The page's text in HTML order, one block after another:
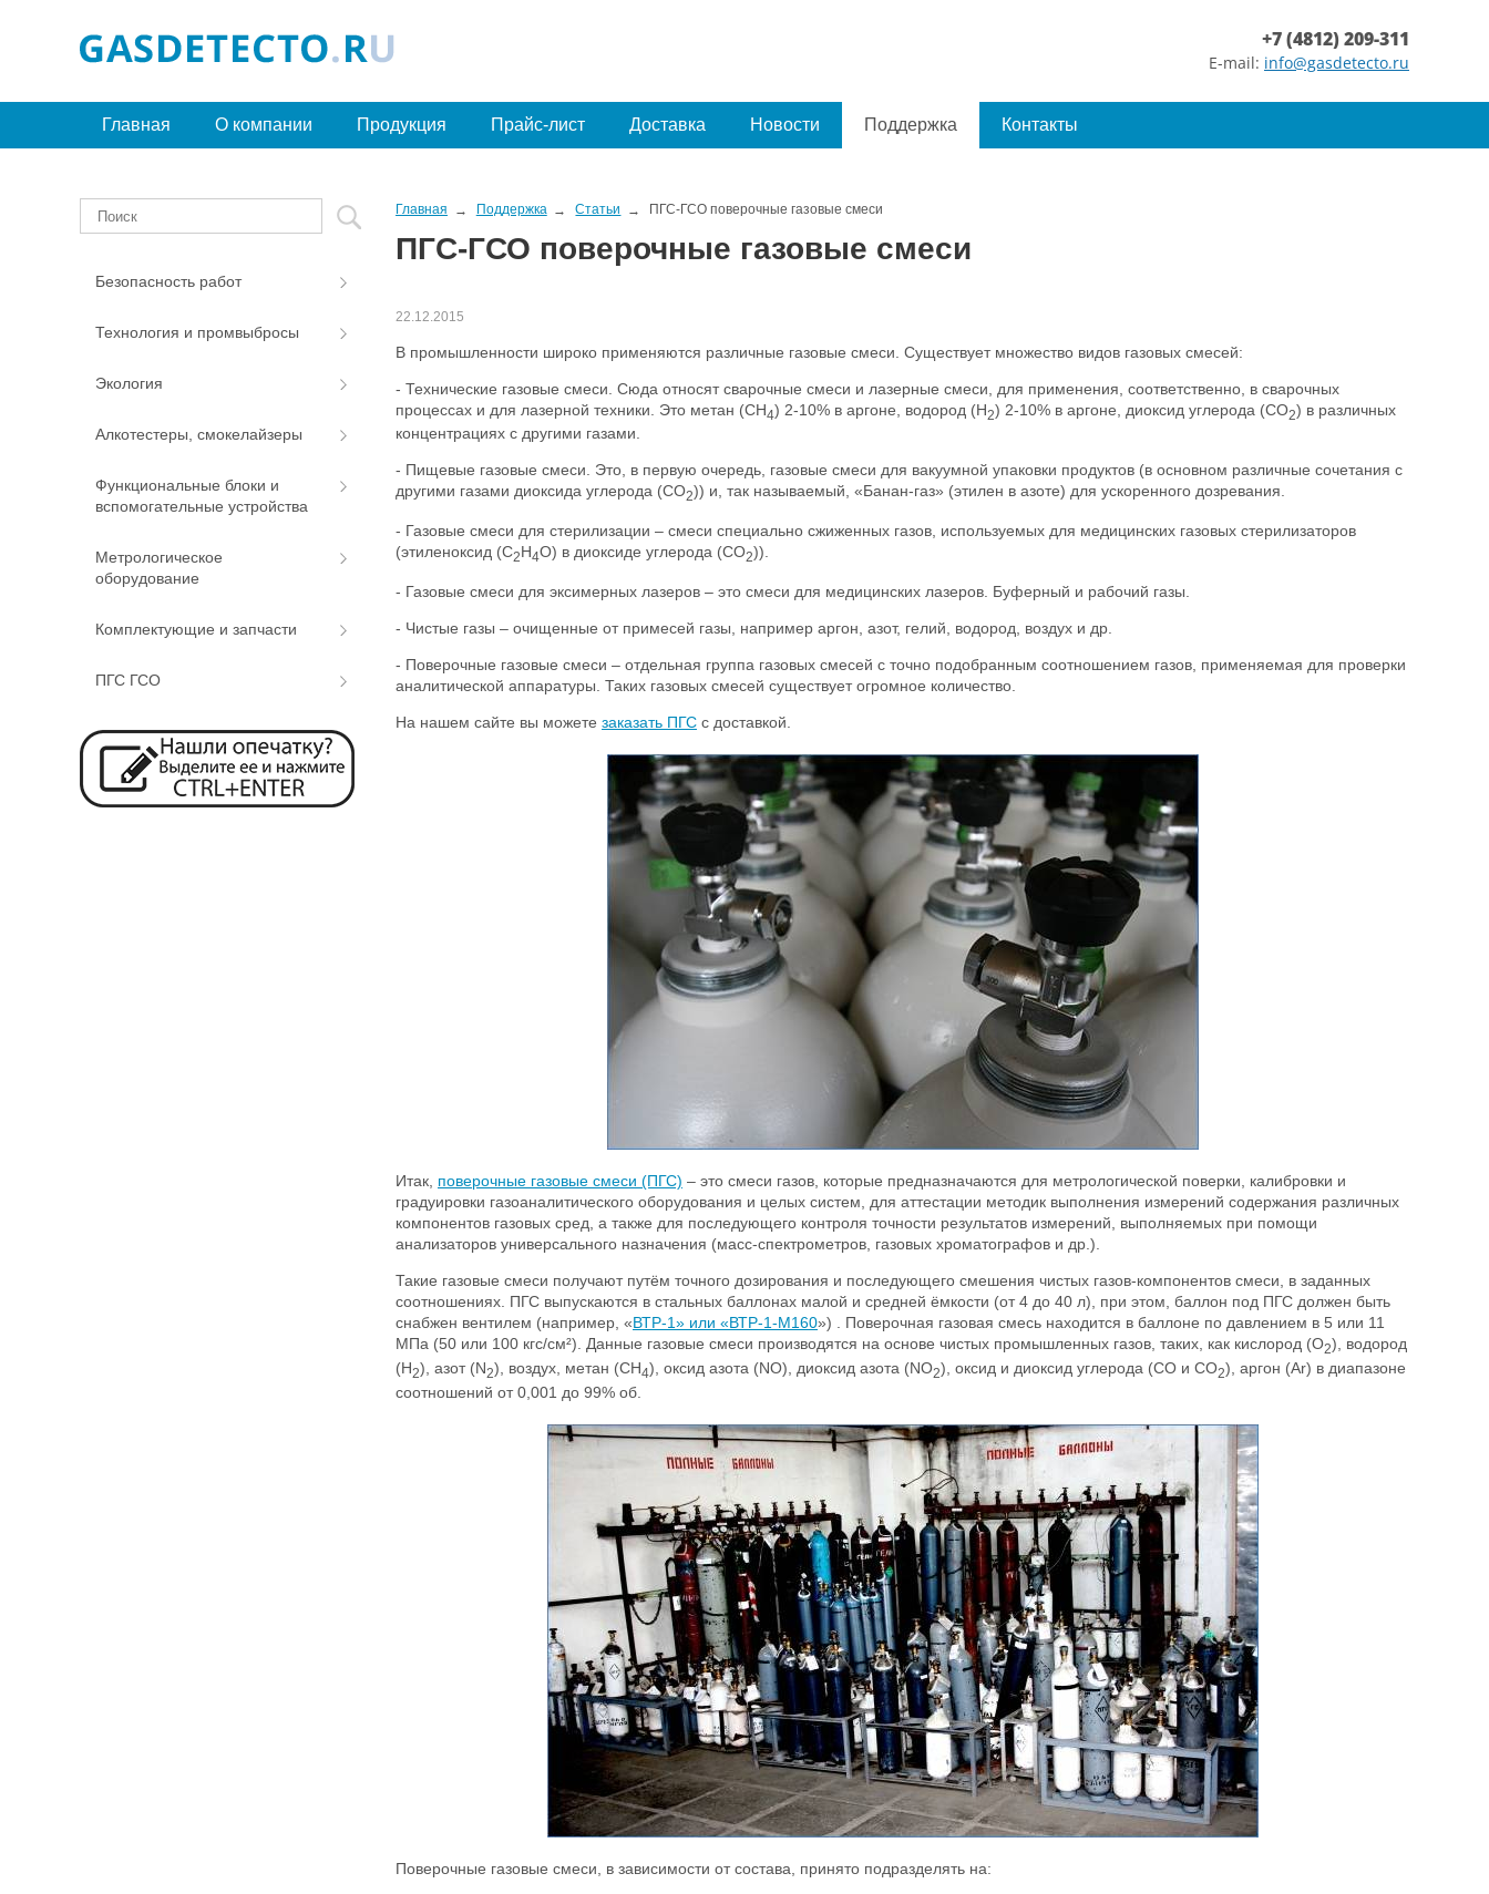
+7 (4812) 209-311
E-mail: info@gasdetecto.ru
Главная О компании Продукция Прайс-лист Доставка Новости Поддержка Контакты
Главная Поддержка Статьи ПГС-ГСО поверочные газовые смеси
ПГС-ГСО поверочные газовые смеси
22.12.2015
В промышленности широко применяются различные газовые смеси. Существует множество видов газовых смесей:
- Технические газовые смеси. Сюда относят сварочные смеси и лазерные смеси, для применения, соответственно, в сварочных
процессах и для лазерной техники. Это метан (CH4) 2-10% в аргоне, водород (H2) 2-10% в аргоне, диоксид углерода (CO2) в различных
концентрациях с другими газами.
- Пищевые газовые смеси. Это, в первую очередь, газовые смеси для вакуумной упаковки продуктов (в основном различные сочетания с
другими газами диоксида углерода (CO2)) и, так называемый, «Банан-газ» (этилен в азоте) для ускоренного дозревания.
- Газовые смеси для стерилизации – смеси специально сжиженных газов, используемых для медицинских газовых стерилизаторов
(этиленоксид (C2H4O) в диоксиде углерода (CO2)).
- Газовые смеси для эксимерных лазеров – это смеси для медицинских лазеров. Буферный и рабочий газы.
- Чистые газы – очищенные от примесей газы, например аргон, азот, гелий, водород, воздух и др.
- Поверочные газовые смеси – отдельная группа газовых смесей с точно подобранным соотношением газов, применяемая для проверки
аналитической аппаратуры. Таких газовых смесей существует огромное количество.
На нашем сайте вы можете заказать ПГС с доставкой.
Итак, поверочные газовые смеси (ПГС) – это смеси газов, которые предназначаются для метрологической поверки, калибровки и
градуировки газоаналитического оборудования и целых систем, для аттестации методик выполнения измерений содержания различных
компонентов газовых сред, а также для последующего контроля точности результатов измерений, выполняемых при помощи
анализаторов универсального назначения (масс-спектрометров, газовых хроматографов и др.).
Такие газовые смеси получают путём точного дозирования и последующего смешения чистых газов-компонентов смеси, в заданных
соотношениях. ПГС выпускаются в стальных баллонах малой и средней ёмкости (от 4 до 40 л), при этом, баллон под ПГС должен быть
снабжен вентилем (например, «ВТР-1» или «ВТР-1-М160») . Поверочная газовая смесь находится в баллоне по давлением в 5 или 11
МПа (50 или 100 кгс/см²). Данные газовые смеси производятся на основе чистых промышленных газов, таких, как кислород (O2), водород
(H2), азот (N2), воздух, метан (CH4), оксид азота (NO), диоксид азота (NO2), оксид и диоксид углерода (CO и CO2), аргон (Ar) в диапазоне
соотношений от 0,001 до 99% об.
Поверочные газовые смеси, в зависимости от состава, принято подразделять на:
Безопасность работ
Технология и промвыбросы
Экология
Алкотестеры, смокелайзеры
Функциональные блоки и
вспомогательные устройства
Метрологическое
оборудование
Комплектующие и запчасти
ПГС ГСО